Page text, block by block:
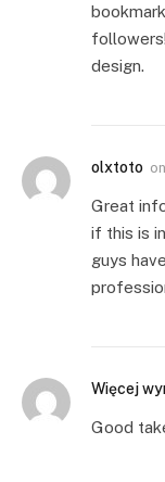
design.
olxtoto on
Great
if this is
guys
Więcej
Good